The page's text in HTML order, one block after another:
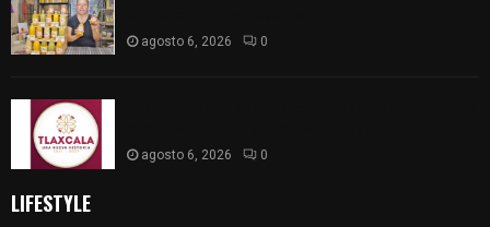
agosto 6, 2026 0
agosto 6, 2026 0
LIFESTYLE